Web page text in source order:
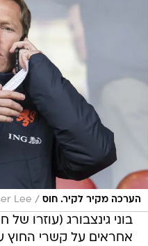
הערכה מקיר לקיר. חוס /
Lee
בוני גינצבורג (עוזרו
אחראים על קשרי החוץ